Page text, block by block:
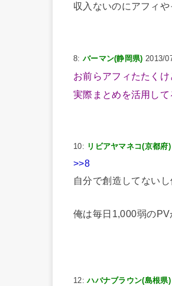
収入ないのにアフィ
8: バーマン(静岡県) 2013/
お前らアフィたたく
実際まとめを活用し
10: リビアヤマネコ(京都府)
>>8
自分で創造してない
俺は毎日1,000弱のPV
12:ハバナブラウン(島根県)